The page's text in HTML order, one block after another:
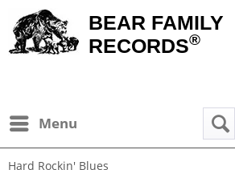
BEAR FAMILY
RECORDS®
Menu
Hard Rockin' Blues